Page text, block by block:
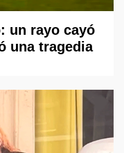
un rayo cayó
una tragedia